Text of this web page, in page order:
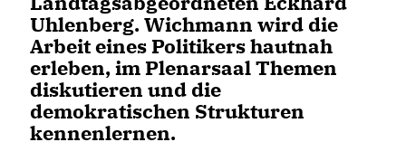
Uhlenberg. Wichmann wird die
Arbeit eines Politikers hautnah
erleben, im Plenarsaal Themen
diskutieren und die
demokratischen Strukturen
kennenlernen.